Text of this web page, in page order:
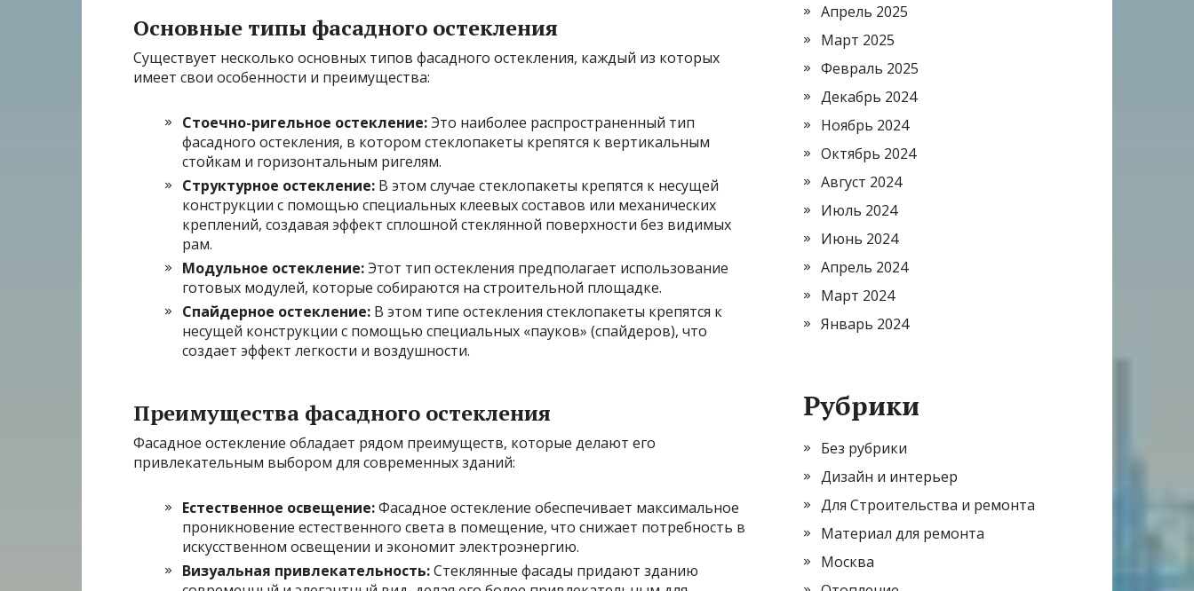
Основные типы фасадного остекления
Существует несколько основных типов фасадного остекления, каждый из которых
имеет свои особенности и преимущества:
Стоечно-ригельное остекление:Это наиболее распространенный тип
фасадного остекления, в котором стеклопакеты крепятся к вертикальным
стойкам и горизонтальным ригелям.
Структурное остекление: В этом случае стеклопакеты крепятся к несущей
конструкции с помощью специальных клеевых составов или механических
креплений, создавая эффект сплошной стеклянной поверхности без видимых
рам.
Модульное остекление:Этот тип остекления предполагает использование
готовых модулей, которые собираются на строительной площадке.
Спайдерное остекление: В этом типе остекления стеклопакеты крепятся к
несущей конструкции с помощью специальных «пауков» (спайдеров), что
создает эффект легкости и воздушности.
Преимущества фасадного остекления
Фасадное остекление обладает рядом преимуществ, которые делают его
привлекательным выбором для современных зданий:
Естественное освещение:Фасадное остекление обеспечивает максимальное
проникновение естественного света в помещение, что снижает потребность в
искусственном освещении и экономит электроэнергию.
Визуальная привлекательность:Стеклянные фасады придают зданию
Апрель 2025
Март 2025
Февраль 2025
Декабрь 2024
Ноябрь 2024
Октябрь 2024
Август 2024
Июль 2024
Июнь 2024
Апрель 2024
Март 2024
Январь 2024
Рубрики
Без рубрики
Дизайн и интерьер
Для Строительства и ремонта
Материал для ремонта
Москва